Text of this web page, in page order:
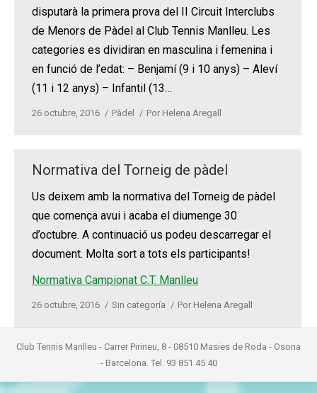
CONTACTE
disputarà la primera prova del II Circuit Interclubs
de Menors de Pàdel al Club Tennis Manlleu. Les
categories es dividiran en masculina i femenina i
en funció de l’edat: – Benjamí (9 i 10 anys) – Aleví
(11 i 12 anys) – Infantil (13…
26 octubre, 2016 Pàdel Por Helena Aregall
Normativa del Torneig de pàdel
Us deixem amb la normativa del Torneig de pàdel
que comença avui i acaba el diumenge 30
d’octubre. A continuació us podeu descarregar el
document. Molta sort a tots els participants!
Normativa Campionat C.T. Manlleu
26 octubre, 2016 Sin categoría Por Helena Aregall
Club Tennis Manlleu - Carrer Pirineu, 8 - 08510 Masies de Roda - Osona
- Barcelona. Tel. 93 851 45 40